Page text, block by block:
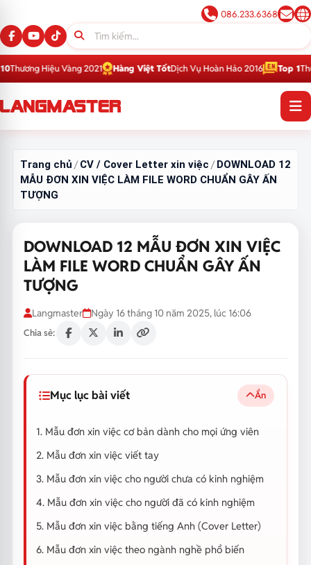
086.233.6368
Vàng 2021 Hàng Việt TốtDịch Vụ Hoàn Hảo 2016 Top 1Thương Hiệu
Trang chủ /CV / Cover Letter xin việc /DOWNLOAD 12
MẪU ĐƠN XIN VIỆC LÀM FILE WORD CHUẨN GÂY ẤN
TƯỢNG
DOWNLOAD 12 MẪU ĐƠN XIN VIỆC
LÀM FILE WORD CHUẨN GÂY ẤN
TƯỢNG
Langmaster Ngày 16 tháng 10 năm 2025, lúc 16:06
Chia sẻ:
Mục lục bài viết Ẩn
1. Mẫu đơn xin việc cơ bản dành cho mọi ứng viên
2. Mẫu đơn xin việc viết tay
3. Mẫu đơn xin việc cho người chưa có kinh nghiệm
4. Mẫu đơn xin việc cho người đã có kinh nghiệm
5. Mẫu đơn xin việc bằng tiếng Anh (Cover Letter)
6. Mẫu đơn xin việc theo ngành nghề phổ biến